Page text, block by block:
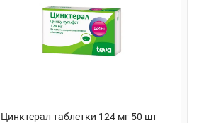
Цинктерал таблетки 124 мг 50 шт